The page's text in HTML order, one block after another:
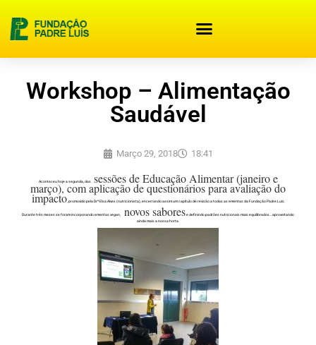
Workshop – Alimentação
Saudável
Março 29, 2018 18:41
Aconteceu hoje a segunda, das sessões de Educação Alimentar (janeiro e
março), com aplicação de questionários para avaliação do
impacto, promovido pela Drª Elsa Alves (nutricionista), encerrando assim um capítulo de revisão a todas as ementas da Fundação Padre Luís.
Durante três meses se foram incorporando ementas vegan, novos saborese definindo padrões nutricionais mais equilibrados… aproveitando
ainda mais a nossa horta.